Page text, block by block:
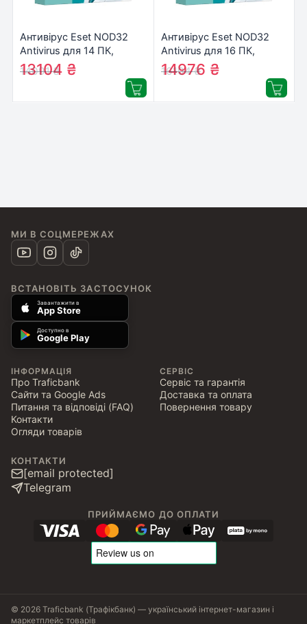
Антивірус Eset NOD32
Antivirus для 14 ПК,
лицензия на 2year
(16_14_2)
14091₴
13104 ₴
Антивірус Eset NOD32
Antivirus для 16 ПК,
лицензия на 2year
(16_16_2)
16104₴
14976 ₴
МИ В СОЦМЕРЕЖАХ
ВСТАНОВІТЬ ЗАСТОСУНОК
Завантажити в
App Store
Доступно в
Google Play
ІНФОРМАЦІЯ
Про Traficbank
Сайти та Google Ads
Питання та відповіді (FAQ)
Контакти
Огляди товарів
СЕРВІС
Сервіс та гарантія
Доставка та оплата
Повернення товару
КОНТАКТИ
[email protected]
Telegram
ПРИЙМАЄМО ДО ОПЛАТИ
© 2026 Traficbank (Трафікбанк) — український інтернет-магазин і
маркетплейс товарів